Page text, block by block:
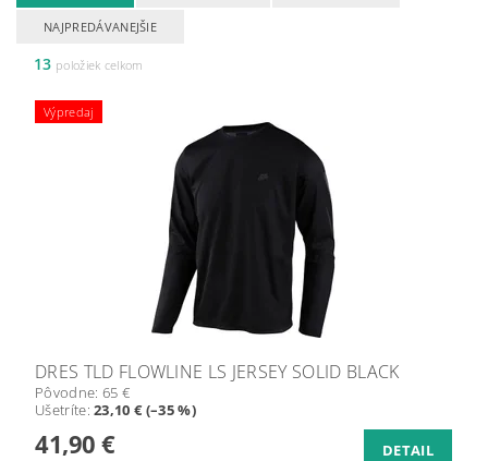
NAJPREDÁVANEJŠIE
13 položiek celkom
Výpredaj
DRES TLD FLOWLINE LS JERSEY SOLID BLACK
Pôvodne: 65 €
Ušetríte:23,10 € (–35 %)
41,90 € DETAIL